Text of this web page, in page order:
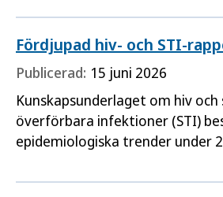
Fördjupad hiv- och STI-
Publicerad: 15 juni 2026
Kunskapsunderlaget om hiv och
överförbara infektioner (STI)
epidemiologiska trender under
prioriterad grupp.